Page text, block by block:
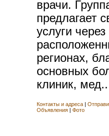
врачи.
предлагает
услуги
регионах,
основных
клиник,
Контакты и адреса
Объявления
Фото